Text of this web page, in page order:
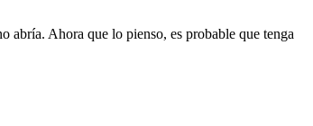
abría. Ahora que lo pienso, es probable que tenga